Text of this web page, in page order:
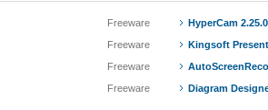
Freeware
Freeware
Freeware
Freeware
HyperCam
Kingsoft
Diagram